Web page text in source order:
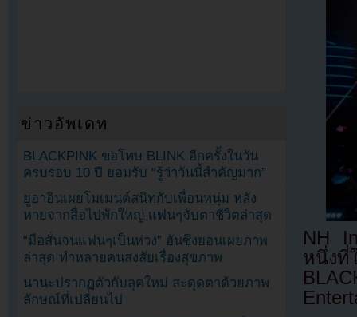
NH
หนึ่งที่
ข่าวอัพเดท
BLACKPINK ขอโทษ BLINK อีกครั้งในวัน
ครบรอบ 10 ปี ยอมรับ “รู้ว่าวันนี้สำคัญมาก”
ยูอาอินเผยโมเมนต์สนิทกับเพื่อนหนุ่ม หลัง
หายจากสื่อไปพักใหญ่ แฟนๆจับตาชีวิตล่าสุด
“มือสั่นจนแฟนๆเป็นห่วง” ฮันซึงยอนเผยภาพ
ล่าสุด ทำหลายคนสงสัยเรื่องสุขภาพ
นานะปรากฏตัวกับลุคใหม่ สะดุดตาด้วยภาพ
ลักษณ์ที่เปลี่ยนไป